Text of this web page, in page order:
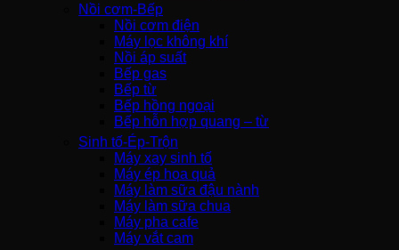
Nồi cơm-Bếp
Nồi cơm điện
Máy lọc không khí
Nồi áp suất
Bếp gas
Bếp từ
Bếp hồng ngoại
Bếp hỗn hợp quang – từ
Sinh tố-Ép-Trộn
Máy xay sinh tố
Máy ép hoa quả
Máy làm sữa đậu nành
Máy làm sữa chua
Máy pha cafe
Máy vắt cam